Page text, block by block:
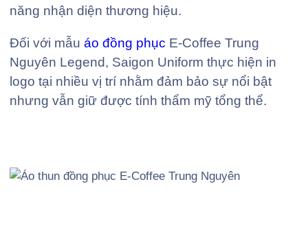
năng nhận diện thương hiệu.
Đối với mẫuáo đồng phục E-Coffee Trung
Nguyên Legend, Saigon Uniform thực hiện in
logo tại nhiều vị trí nhằm đảm bảo sự nổi bật
nhưng vẫn giữ được tính thẩm mỹ tổng thể.